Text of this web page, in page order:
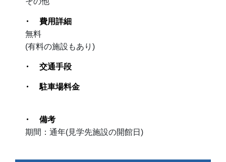
費用詳細
無料
(有料の施設もあり)
交通手段
駐車場料金
備考
期間：通年(見学先施設の開館日)